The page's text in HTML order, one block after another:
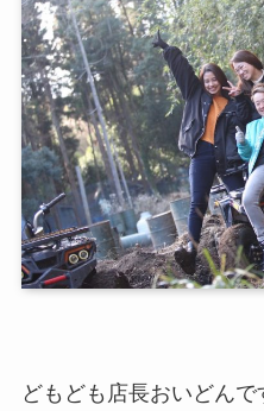
どもども店長おいどんで